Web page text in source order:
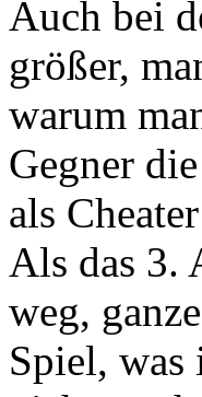
Auch bei
größer,
warum
Gegner
als
Als das 3.
weg,
Spiel, was